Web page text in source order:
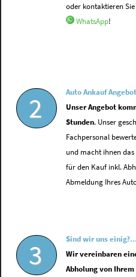
oder kontaktieren
WhatsApp!
2
Auto Ankauf
Unser Angebot
Stunden. Unser
Fachpersonal
und macht ihnen das
für den Kauf inkl.
Abmeldung Ihres
3
Sind wir uns einig?...
Wir vereinbaren
Abholung von Ihrem